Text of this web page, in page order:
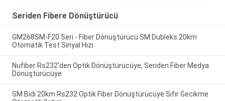
Seriden Fibere Dönüştürücü
GM268SM-F20 Seri - Fiber Dönüştürücü SM Dubleks 20km
Otomatik Test Sinyal Hızı
Nufiber Rs232'den Optik Dönüştürücüye, Seriden Fiber Medya
Dönüştürücüye
SM Bidi 20km Rs232 Optik Fiber Dönüştürücüye Sıfır Gecikme